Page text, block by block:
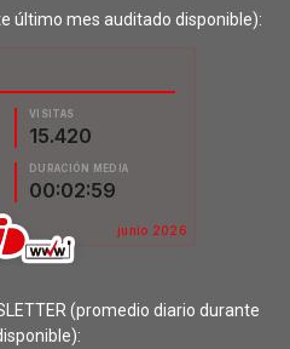
último mes auditado disponible):
(promedio diario durante